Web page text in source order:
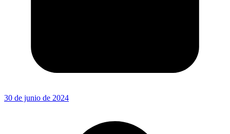
30 de junio de 2024